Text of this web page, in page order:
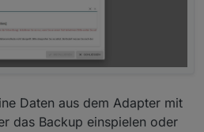
Daten aus dem Adapter mit
das Backup einspielen oder